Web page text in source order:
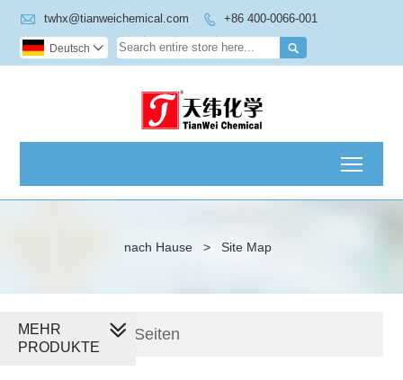
 twhx@tianweichemical.com  +86 400-0066-001

Deutsch 
nach Hause > Site Map
Alle Seiten
MEHR
PRODUKTE